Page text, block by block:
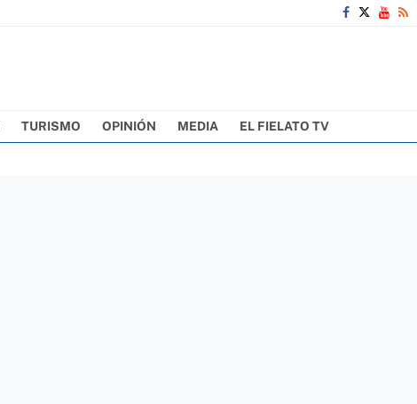
TURISMO OPINIÓN MEDIA EL FIELATO TV